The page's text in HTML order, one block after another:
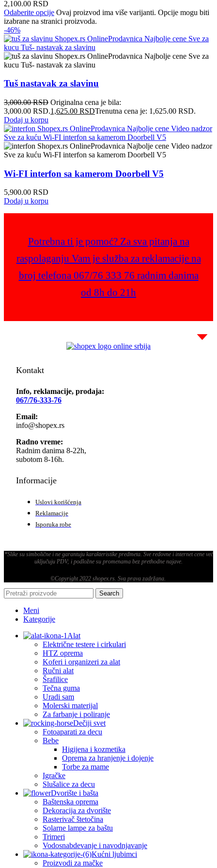
2,100.00 RSD
Odaberite opcije Ovaj proizvod ima više varijanti. Opcije mogu biti
izabrane na stranici proizvoda.
-46%
Tuš nastavak za slavinu
3,000.00RSD Originalna cena je bila:
3,000.00 RSD.1,625.00 RSDTrenutna cena je: 1,625.00 RSD.
Dodaj u korpu
Wi-FI interfon sa kamerom Doorbell V5
5,900.00 RSD
Dodaj u korpu
Potrebna ti je pomoć? Za sva pitanja na
raspolaganju Vam je služba za reklamacije na
broj telefona 067/76 333 76 radnim danima
od 8h do 21h
Kontakt
Info, reklamacije, prodaja:
067/76-333-76
Email:
info@shopex.rs
Radno vreme:
Radnim danima 8-22h,
subotom 8-16h.
Informacije
Uslovi korišćenja
Reklamacije
Isporuka robe
*Slike su simbolične i ne garantuju karakteristike predmeta. Sve redovne i internet cene već
uključuju PDV; i podložne su promenama bez prethodne najave.
©Copyright 2022 shopex.rs. Sva prava zadržana.
Search
Meni
Kategorije
Alat
Električne testere i cirkulari
HTZ oprema
Koferi i organizeri za alat
Ručni alat
Šrafilice
Tečna guma
Uradi sam
Molerski materijal
Za farbanje i poliranje
Dečiji svet
Fotoaparati za decu
Bebe
Higijena i kozmetika
Oprema za hranjenje i dojenje
Torbe za mame
Igračke
Slušalice za decu
Dvorište i bašta
Baštenska oprema
Dekoracija za dvorište
Rasterivač štetočina
Solarne lampe za baštu
Trimeri
Vodosnabdevanje i navodnjavanje
Kućni ljubimci
Proizvodi za mačke